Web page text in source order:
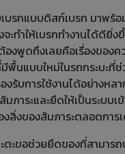
เบรกแบบดิสก์เบรก มาพร้อ
จะทำให้เบรกทำงานได้ดียิ่ง
งพูดถึงเลยคือเรื่องของ
พื้นแบบใหม่ในรถกระบะที่
งรับการใช้งานได้อย่างหล
ภาระและยึดให้เป็นระบบเ
สิ่งของสัมภาระตลอดการ
ตะขอช่วยยึดของที่สามาร